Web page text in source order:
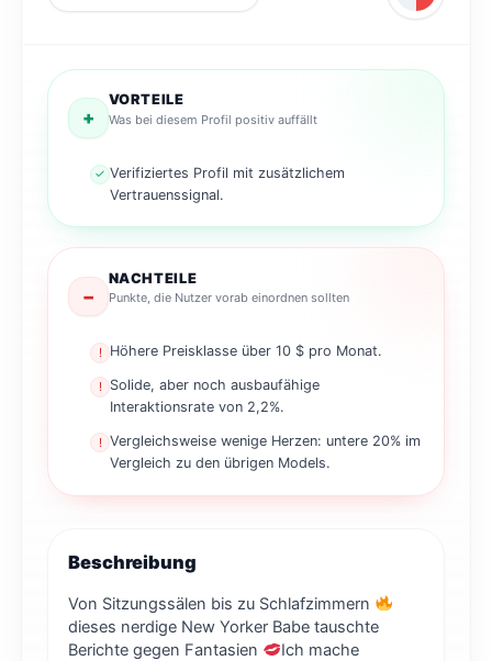
+
VORTEILE
Was bei diesem Profil positiv auffällt
✓ Verifiziertes Profil mit zusätzlichem
Vertrauenssignal.
−
NACHTEILE
Punkte, die Nutzer vorab einordnen sollten
! Höhere Preisklasse über 10 $ pro Monat.
! Solide, aber noch ausbaufähige
Interaktionsrate von 2,2%.
! Vergleichsweise wenige Herzen: untere 20% im
Vergleich zu den übrigen Models.
Beschreibung
Von Sitzungssälen bis zu Schlafzimmern
dieses nerdige New Yorker Babe tauschte
Berichte gegen Fantasien
Ich mache